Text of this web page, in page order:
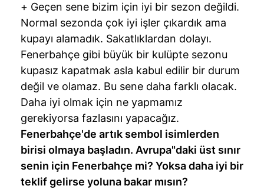
+ Geçen sene bizim için iyi bir sezon değildi.
Normal sezonda çok iyi işler çıkardık ama
kupayı alamadık. Sakatlıklardan dolayı.
Fenerbahçe gibi büyük bir kulüpte sezonu
kupasız kapatmak asla kabul edilir bir durum
değil ve olamaz. Bu sene daha farklı olacak.
Daha iyi olmak için ne yapmamız
gerekiyorsa fazlasını yapacağız.
Fenerbahçe'de artık sembol isimlerden
birisi olmaya başladın. Avrupa"daki üst sınır
senin için Fenerbahçe mi? Yoksa daha iyi bir
teklif gelirse yoluna bakar mısın?